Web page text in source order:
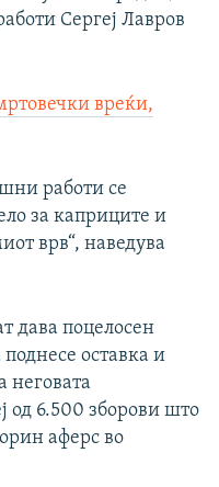
Сергеј Лавров
вреќи,
работи се
за каприците и
врв“, наведува
дава поцелосен
оставка и
неговата
од 6.500 зборови што
аферс во